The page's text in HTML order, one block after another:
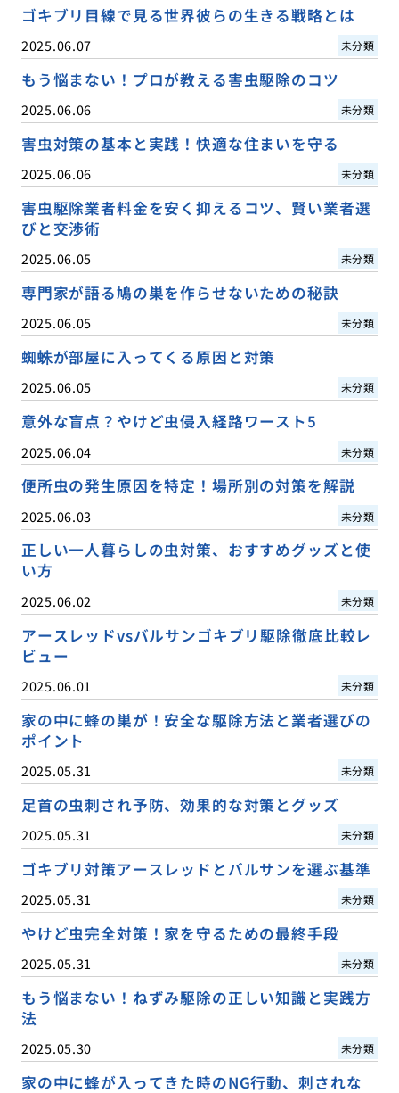
ゴキブリ目線で見る世界彼らの生きる戦略とは
2025.06.07 未分類
もう悩まない！プロが教える害虫駆除のコツ
2025.06.06 未分類
害虫対策の基本と実践！快適な住まいを守る
2025.06.06 未分類
害虫駆除業者料金を安く抑えるコツ、賢い業者選
びと交渉術
2025.06.05 未分類
専門家が語る鳩の巣を作らせないための秘訣
2025.06.05 未分類
蜘蛛が部屋に入ってくる原因と対策
2025.06.05 未分類
意外な盲点？やけど虫侵入経路ワースト5
2025.06.04 未分類
便所虫の発生原因を特定！場所別の対策を解説
2025.06.03 未分類
正しい一人暮らしの虫対策、おすすめグッズと使
い方
2025.06.02 未分類
アースレッドvsバルサンゴキブリ駆除徹底比較レ
ビュー
2025.06.01 未分類
家の中に蜂の巣が！安全な駆除方法と業者選びの
ポイント
2025.05.31 未分類
足首の虫刺され予防、効果的な対策とグッズ
2025.05.31 未分類
ゴキブリ対策アースレッドとバルサンを選ぶ基準
2025.05.31 未分類
やけど虫完全対策！家を守るための最終手段
2025.05.31 未分類
もう悩まない！ねずみ駆除の正しい知識と実践方
法
2025.05.30 未分類
家の中に蜂が入ってきた時のNG行動、刺されな